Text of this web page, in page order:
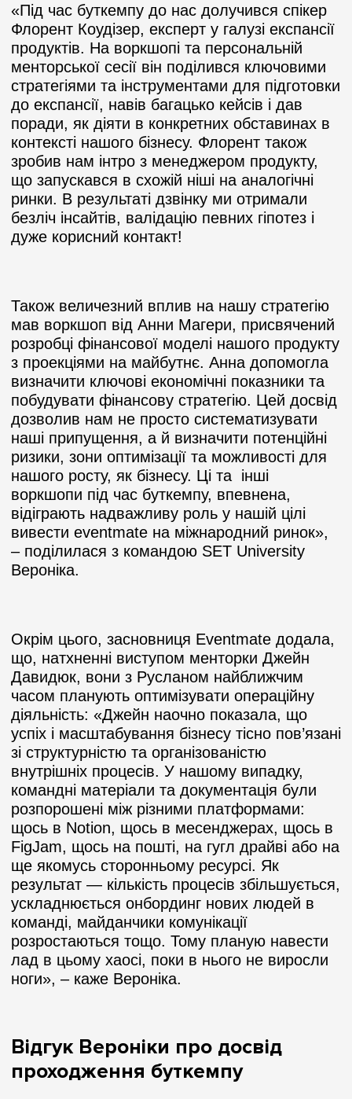
«Під час буткемпу до нас долучився спікер
Флорент Коудізер, експерт у галузі експансії
продуктів. На воркшопі та персональній
менторської сесії він поділився ключовими
стратегіями та інструментами для підготовки
до експансії, навів багацько кейсів і дав
поради, як діяти в конкретних обставинах в
контексті нашого бізнесу. Флорент також
зробив нам інтро з менеджером продукту,
що запускався в схожій ніші на аналогічні
ринки. В результаті дзвінку ми отримали
безліч інсайтів, валідацію певних гіпотез і
дуже корисний контакт!
Також величезний вплив на нашу стратегію
мав воркшоп від Анни Магери, присвячений
розробці фінансової моделі нашого продукту
з проекціями на майбутнє. Анна допомогла
визначити ключові економічні показники та
побудувати фінансову стратегію. Цей досвід
дозволив нам не просто систематизувати
наші припущення, а й визначити потенційні
ризики, зони оптимізації та можливості для
нашого росту, як бізнесу. Ці та інші
воркшопи під час буткемпу, впевнена,
відіграють надважливу роль у нашій цілі
вивести eventmate на міжнародний ринок»,
– поділилася з командою SET University
Вероніка.
Окрім цього, засновниця Eventmate додала,
що, натхненні виступом менторки Джейн
Давидюк, вони з Русланом найближчим
часом планують оптимізувати операційну
діяльність: «Джейн наочно показала, що
успіх і масштабування бізнесу тісно пов’язані
зі структурністю та організованістю
внутрішніх процесів. У нашому випадку,
командні матеріали та документація були
розпорошені між різними платформами:
щось в Notion, щось в месенджерах, щось в
FigJam, щось на пошті, на гугл драйві або на
ще якомусь сторонньому ресурсі. Як
результат — кількість процесів збільшується,
ускладнюється онбординг нових людей в
команді, майданчики комунікації
розростаються тощо. Тому планую навести
лад в цьому хаосі, поки в нього не виросли
ноги», – каже Вероніка.
Відгук Вероніки про досвід
проходження буткемпу